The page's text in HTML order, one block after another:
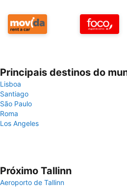
Principais destinos do
Lisboa
Santiago
São Paulo
Roma
Los Angeles
Próximo Tallinn
Aeroporto de Tallinn